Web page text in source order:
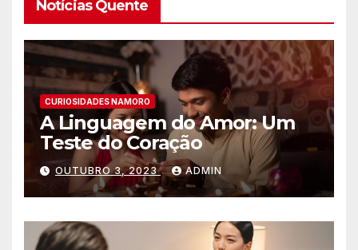
Notícias Quente
CURIOSIDADES NAMORO
A Linguagem do Amor: Um
Teste do Coração
OUTUBRO 3, 2023 ADMIN